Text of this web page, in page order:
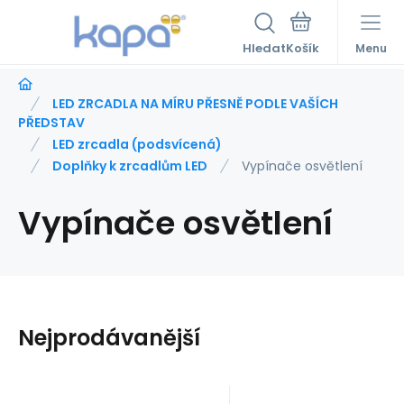
Hledat Menu
LED ZRCADLA NA MÍRU PŘESNĚ PODLE VAŠÍCH
PŘEDSTAV
LED zrcadla (podsvícená)
Doplňky k zrcadlům LED
Vypínače osvětlení
Vypínače osvětlení
Nejprodávanější